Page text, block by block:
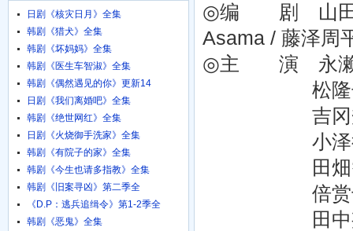
◎编 剧 山田洋
Asama / 藤泽周
◎主 演 永濑正
松隆子
吉冈秀隆
小泽征悦
田畑智子
倍赏千惠
田中邦卫
日剧《核灾日月》全集
韩剧《猎犬》全集
韩剧《坏妈妈》全集
韩剧《医生车智淑》全集
韩剧《偶然遇见的你》更新14
日剧《我们离婚吧》全集
韩剧《绝世网红》全集
日剧《火烧御手洗家》全集
韩剧《有院子的家》全集
韩剧《今生也请多指教》全集
韩剧《旧案寻凶》第二季全
《D.P：逃兵追缉令》第1-2季全
韩剧《恶鬼》全集